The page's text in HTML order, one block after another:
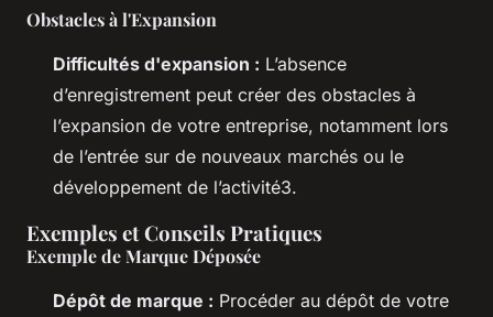
Obstacles à l'Expansion
Difficultés d'expansion : L’absence
d’enregistrement peut créer des obstacles à
l’expansion de votre entreprise, notamment lors
de l’entrée sur de nouveaux marchés ou le
développement de l’activité3.
Exemples et Conseils Pratiques
Exemple de Marque Déposée
Dépôt de marque : Procéder au dépôt de votre